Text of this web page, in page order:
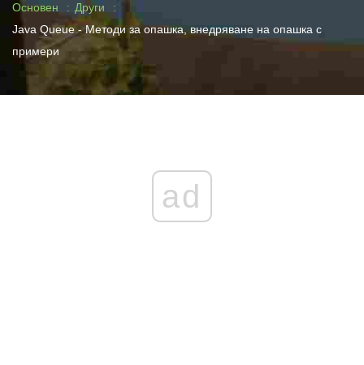
Основен
Други
Java Queue - Методи за опашка, внедряване на опашка с
примери
ad